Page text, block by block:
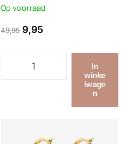
Op voorraad
49,95 9,95
In
winke
lwage
n